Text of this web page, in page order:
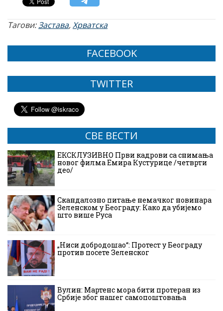
Тагови:Застава,Хрватска
FACEBOOK
TWITTER
СВЕ ВЕСТИ
ЕКСКЛУЗИВНО Први кадрови са снимања
новог филма Емира Кустурице /четврти
део/
Скандалозно питање немачког новинара
Зеленском у Београду: Како да убијемо
што више Руса
„Ниси добродошао“: Протест у Београду
против посете Зеленског
Вулин: Мартенс мора бити протеран из
Србије због нашег самопоштовања